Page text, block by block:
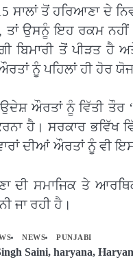
ਸਾਲਾਂ ਤੋਂ ਹਰਿਆਣਾ ਦੇ
ਤਾਂ ਉਸਨੂੰ ਇਹ ਰਕਮ
ਬਿਮਾਰੀ ਤੋਂ ਪੀੜਤ ਹੈ
ਨੂੰ ਪਹਿਲਾਂ ਹੀ ਹੋਰ
ਔਰਤਾਂ ਨੂੰ ਵਿੱਤੀ ਤੌਰ
ਹੈ। ਸਰਕਾਰ ਭਵਿੱਖ
ਦੀਆਂ ਔਰਤਾਂ ਨੂੰ ਵੀ
ਦੀ ਸਮਾਜਿਕ ਤੇ
ਜਾ ਰਹੀ ਹੈ।
NEWS PUNJABI
Saini, haryana,